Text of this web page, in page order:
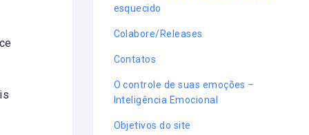
esquecido
Colabore/Releases
Contatos
O controle de suas emoções –
Inteligência Emocional
Objetivos do site